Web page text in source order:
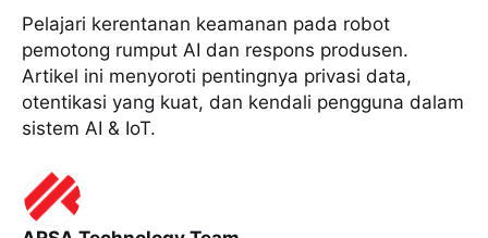
Pelajari kerentanan keamanan pada robot
pemotong rumput AI dan respons produsen.
Artikel ini menyoroti pentingnya privasi data,
otentikasi yang kuat, dan kendali pengguna dalam
sistem AI & IoT.